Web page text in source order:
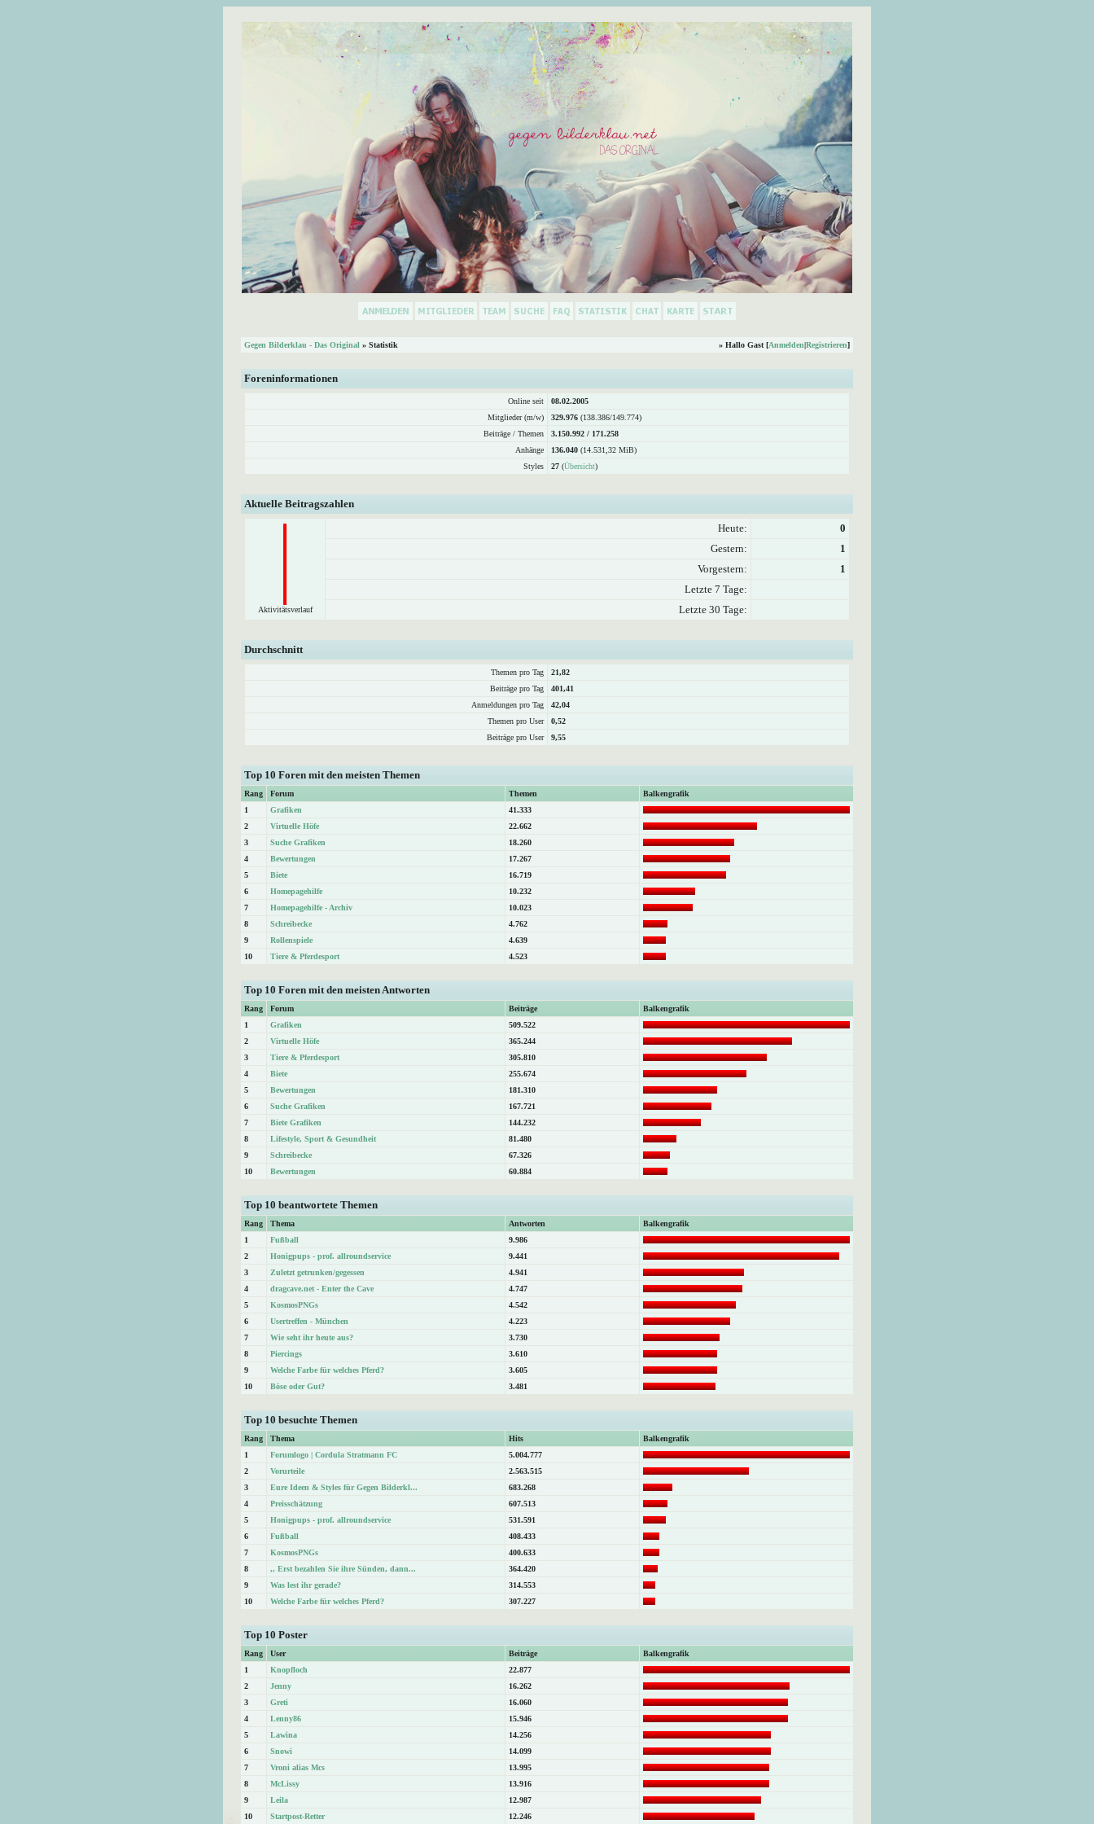
Gegen Bilderklau - Das Original » Statistik » Hallo Gast [Anmelden|Registrieren]
Foreninformationen
Online seit
08.02.2005
Mitglieder (m/w)
329.976 (138.386/149.774)
Beiträge / Themen
3.150.992 / 171.258
Anhänge
136.040 (14.531,32 MiB)
Styles
27 (Übersicht)
Aktuelle Beitragszahlen
Aktivitätsverlauf
Heute:
0
Gestern:
1
Vorgestern:
1
Letzte 7 Tage:
Letzte 30 Tage:
Durchschnitt
Themen pro Tag
21,82
Beiträge pro Tag
401,41
Anmeldungen pro Tag
42,04
Themen pro User
0,52
Beiträge pro User
9,55
Top 10 Foren mit den meisten Themen
Rang Forum Themen
Balkengrafik
1
Grafiken
41.333
2
Virtuelle Höfe
22.662
3
Suche Grafiken
18.260
4
Bewertungen
17.267
5
Biete
16.719
6
Homepagehilfe
10.232
7
Homepagehilfe - Archiv
10.023
8
Schreibecke
4.762
9
Rollenspiele
4.639
10
Tiere & Pferdesport 4.523
Top 10 Foren mit den meisten Antworten
Rang Forum Beiträge
Balkengrafik
1
Grafiken
509.522
2
Virtuelle Höfe
365.244
3
Tiere & Pferdesport
305.810
4
Biete
255.674
5
Bewertungen
181.310
6
Suche Grafiken
167.721
7
Biete Grafiken
144.232
8
Lifestyle, Sport & Gesundheit
81.480
9
Schreibecke
67.326
10
Bewertungen 60.884
Top 10 beantwortete Themen
Rang Thema Antworten
Balkengrafik
1
Fußball
9.986
2
Honigpups - prof. allroundservice
9.441
3
Zuletzt getrunken/gegessen
4.941
4
dragcave.net - Enter the Cave
4.747
5
KosmosPNGs
4.542
6
Usertreffen - München
4.223
7
Wie seht ihr heute aus?
3.730
8
Piercings
3.610
9
Welche Farbe für welches Pferd?
3.605
10
Böse oder Gut? 3.481
Top 10 besuchte Themen
Rang Thema Hits
Balkengrafik
1
Forumlogo | Cordula Stratmann FC
5.004.777
2
Vorurteile
2.563.515
3
Eure Ideen & Styles für Gegen Bilderkl...
683.268
4
Preisschätzung
607.513
5
Honigpups - prof. allroundservice
531.591
6
Fußball
408.433
7
KosmosPNGs
400.633
8
,, Erst bezahlen Sie ihre Sünden, dann...
364.420
9
Was lest ihr gerade?
314.553
10
Welche Farbe für welches Pferd? 307.227
Top 10 Poster
Rang User Beiträge
Balkengrafik
1
Knopfloch
22.877
2
Jenny
16.262
3
Greti
16.060
4
Lenny86
15.946
5
Lawina
14.256
6
Snowi
14.099
7
Vroni alias Mcs
13.995
8
McLissy
13.916
9
Leila
12.987
10
Startpost-Retter 12.246